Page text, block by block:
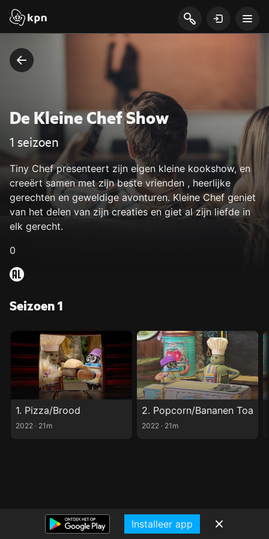
De Kleine Chef Show
1 seizoen
Tiny Chef presenteert zijn eigen kleine kookshow, en
creeërt samen met zijn beste vrienden , heerlijke
gerechten en geweldige avonturen. Kleine Chef geniet
van het delen van zijn creaties en giet al zijn liefde in
elk gerecht.
0
Seizoen 1
1. Pizza/Brood
2022 ‧ 21m
2. Popcorn/Bananen Toast
2022 ‧ 21m
Installeer app